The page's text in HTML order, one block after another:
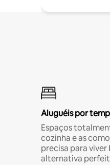
Aluguéis por
Espaços
cozinha e as
precisa para viver
alternativa